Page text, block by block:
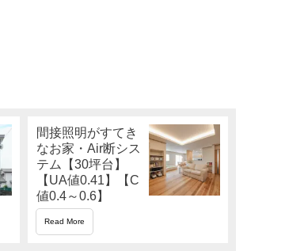
間接照明がすてき
なお家・Air断シス
テム【30坪台】
【UA値0.41】【C
値0.4～0.6】
Read More